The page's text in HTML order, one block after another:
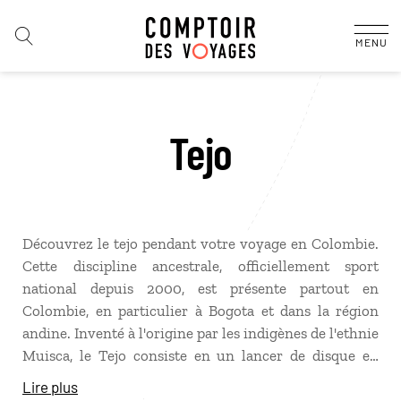
MENU
Tejo
Découvrez le tejo pendant votre voyage en Colombie.
Cette discipline ancestrale, officiellement sport
national depuis 2000, est présente partout en
Colombie, en particulier à Bogota et dans la région
andine. Inventé à l'origine par les indigènes de l'ethnie
Muisca, le Tejo consiste en un lancer de disque en
métal pour atteindre un tube entouré d’explosifs. Le
Lire plus